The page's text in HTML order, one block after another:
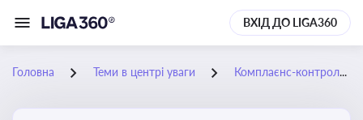
ВХІД ДО LIGA360
Головна Теми в центрі уваги Комплаєнс-контроль фізичних осіб: практичні кейси